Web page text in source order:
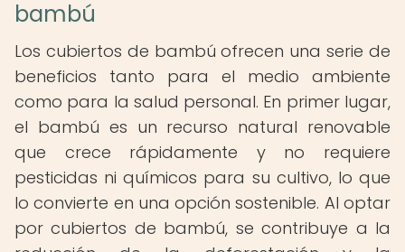
bambú
Los cubiertos de bambú ofrecen una serie de
beneficios tanto para el medio ambiente
como para la salud personal. En primer lugar,
el bambú es un recurso natural renovable
que crece rápidamente y no requiere
pesticidas ni químicos para su cultivo, lo que
lo convierte en una opción sostenible. Al optar
por cubiertos de bambú, se contribuye a la